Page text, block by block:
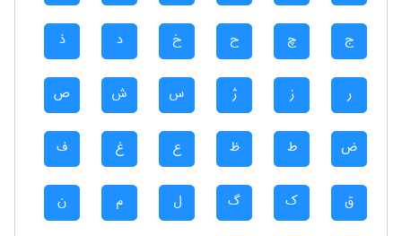
ج چ ح خ د ذ
ر ز ژ س ش ص
ض ط ظ ع غ ف
ق ک گ ل م ن